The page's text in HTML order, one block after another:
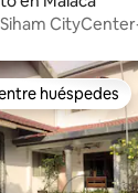
huéspedes
huéspedes